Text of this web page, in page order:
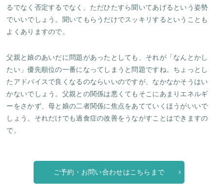
るでなく否定するでなく、ただひたすら聞いてあげるという姿勢
でいいでしょう。聞いてもらうだけでスッキリするということも
よくありますので。
父親と娘のあいだに問題があったとしても、それが「なんとかし
たい」優先順位の一番になってしまうと問題ですね。ちょっとし
たアドバイスで良くなるのならいいのですが、なかなかそうはい
かないでしょう。父親との関係は悪くてもそこにあまりエネルギ
ーをさかず、母と娘の二者関係に焦点をあてていくほうがいいで
しょう。それだけでも過食症の改善をうながすことはできますの
で。
ご予約・お問い合わせはこちらまで